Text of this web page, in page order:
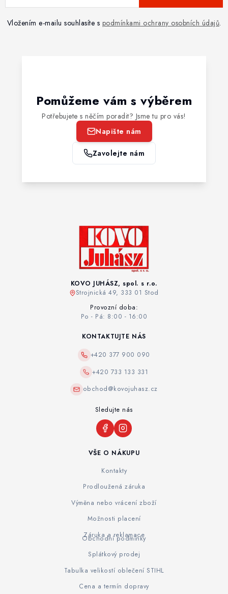
Vložením e-mailu souhlasíte s podmínkami ochrany osobních údajů.
Pomůžeme vám s výběrem
Potřebujete s něčím poradit? Jsme tu pro vás!
Napište nám
Zavolejte nám
KOVO JUHÁSZ, spol. s r.o.
Strojnická 49, 333 01 Stod
Provozní doba:
Po - Pá: 8:00 - 16:00
VŠE O NÁKUPU
Kontakty
Prodloužená záruka
Výměna nebo vrácení zboží
Možnosti placení
Záruka a reklamace
Obchodní podmínky
Splátkový prodej
Tabulka velikostí oblečení STIHL
Cena a termín dopravy
KONTAKTUJTE NÁS
+420 377 900 090
+420 733 133 331
obchod@kovojuhasz.cz
Sledujte nás